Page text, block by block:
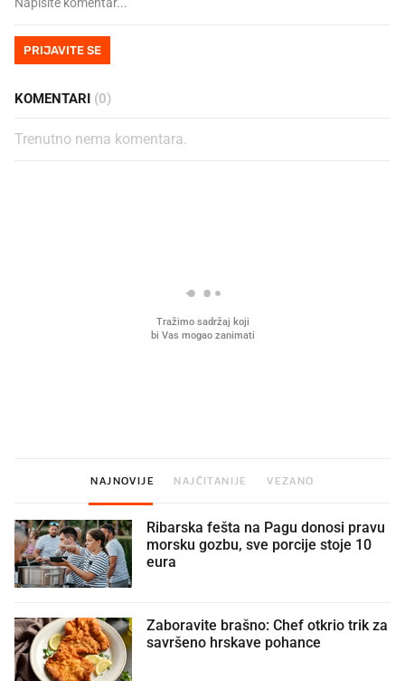
PRIJAVITE SE
KOMENTARI (0)
Trenutno nema komentara.
NAJNOVIJE NAJČITANIJE VEZANO
Ribarska fešta na Pagu donosi pravu
morsku gozbu, sve porcije stoje 10
eura
Zaboravite brašno: Chef otkrio trik za
savršeno hrskave pohance